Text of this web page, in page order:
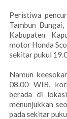
Peristiwa
Tambun
Kabupaten
motor Honda
sekitar pukul
Namun
08.00 WIB,
berada di
menunjukkan
pada sekitar